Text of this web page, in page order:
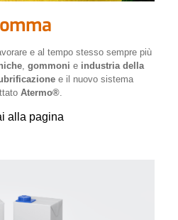
e al tempo stesso sempre più
, gommoni e industria della
e il nuovo sistema
Atermo®.
alla pagina